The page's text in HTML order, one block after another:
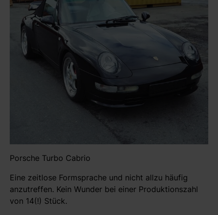
Porsche Turbo Cabrio
Eine zeitlose Formsprache und nicht allzu häufig
anzutreffen. Kein Wunder bei einer Produktionszahl
von 14(!) Stück.